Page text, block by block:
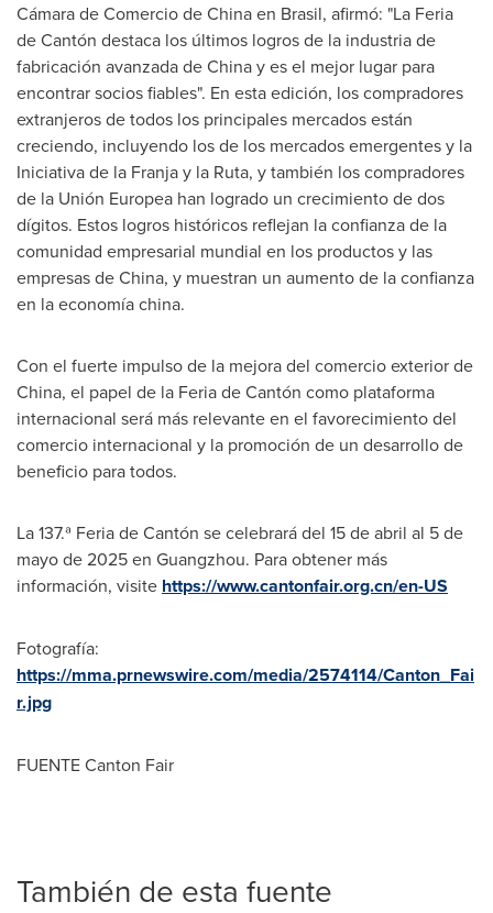
Cámara de Comercio deChinaen Brasil, afirmó: "La Feria
de Cantón destaca los últimos logros de la industria de
fabricación avanzada deChinay es el mejor lugar para
encontrar socios fiables". En esta edición, los compradores
extranjeros de todos los principales mercados están
creciendo, incluyendo los de los mercados emergentes y la
Iniciativa de la Franja y la Ruta, y también los compradores
de la Unión Europea han logrado un crecimiento de dos
dígitos. Estos logros históricos reflejan la confianza de la
comunidad empresarial mundial en los productos y las
empresas deChina, y muestran un aumento de la confianza
en la economía china.
Con el fuerte impulso de la mejora del comercio exterior de
China, el papel de la Feria de Cantón como plataforma
internacional será más relevante en el favorecimiento del
comercio internacional y la promoción de un desarrollo de
beneficio para todos.
La 137.ª Feria de Cantón se celebrará del 15 de abril al 5 de
mayo de 2025 en Guangzhou. Para obtener más
información, visite https://www.cantonfair.org.cn/en-US
Fotografía:
https://mma.prnewswire.com/media/2574114/Canton_Fai
r.jpg
FUENTE Canton Fair
También de esta fuente